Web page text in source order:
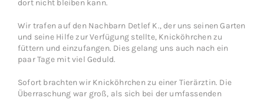
dort nicht bleiben kann.
Wir trafen auf den Nachbarn Detlef K., der uns seinen Garten
und seine Hilfe zur Verfügung stellte, Knicköhrchen zu
füttern und einzufangen. Dies gelang uns auch nach ein
paar Tage mit viel Geduld.
Sofort brachten wir Knicköhrchen zu einer Tierärztin. Die
Überraschung war groß, als sich bei der umfassenden